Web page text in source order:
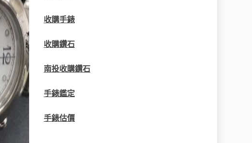
收購手錶
收購鑽石
南投收購鑽石
手錶鑑定
手錶估價